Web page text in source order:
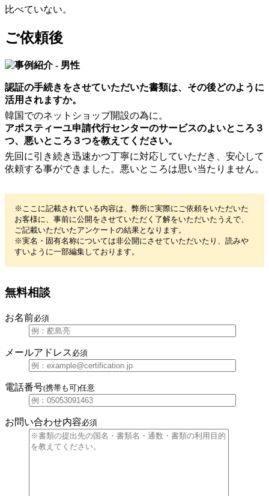
比べていない。
ご依頼後
認証の手続きをさせていただいた書類は、その後どのように
活用されますか。
韓国でのネットショップ開設の為に。
アポスティーユ申請代行センターのサービスのよいところ３
つ、悪いところ３つを教えてください。
先回に引き続き迅速かつ丁寧に対応していただき、安心して
依頼する事ができました。悪いところは思い当たりません。
※ここに記載されている内容は、弊所に実際にご依頼をいただいた
お客様に、事前に公開をさせていただく了解をいただいたうえで、
ご記載いただいたアンケートの結果となります。
※実名・固有名称については非公開にさせていただいたり、読みや
すいように一部編集しております。
無料相談
お名前必須
メールアドレス 必須
電話番号(携帯も可)任意
お問い合わせ内容必須